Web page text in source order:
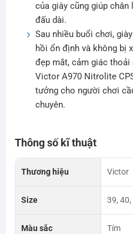
của giày cũng giúp
đấu dài.
Sau nhiều buổi chơi,
hồi ổn định và không bị
đẹp mắt, cảm giác
Victor A970 Nitrolite
tưởng cho người chơi
chuyên.
Thông số kĩ thuật
Thương hiệu Victor
Size 39, 40,
Màu sắc Tím